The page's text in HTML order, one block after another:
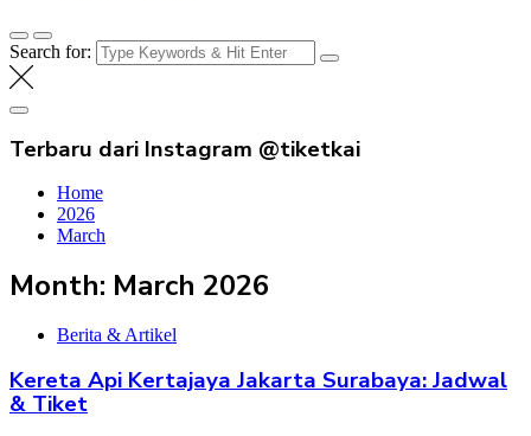
Search for:
Terbaru dari Instagram @tiketkai
Home
2026
March
Month: March 2026
Berita & Artikel
Kereta Api Kertajaya Jakarta Surabaya: Jadwal
& Tiket